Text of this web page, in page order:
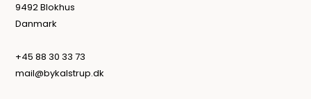
9492 Blokhus
Danmark
+45 88 30 33 73
mail@bykalstrup.dk